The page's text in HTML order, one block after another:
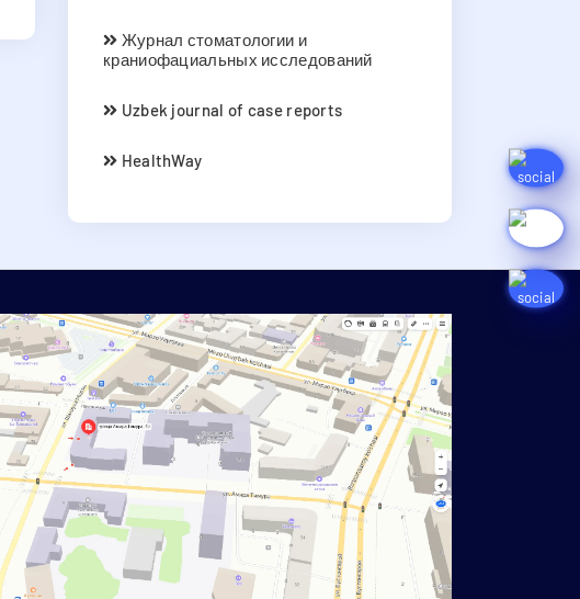
Журнал стоматологии и
краниофациальных исследований
Uzbek journal of case reports
HealthWay